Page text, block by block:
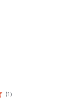
(1 toplam
puan
)